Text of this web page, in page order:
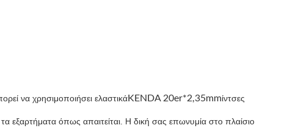
να χρησιμοποιήσει ελαστικάKENDA 20er*2,35mmίντσες
όπως απαιτείται. Η δική σας επωνυμία στο πλαίσιο